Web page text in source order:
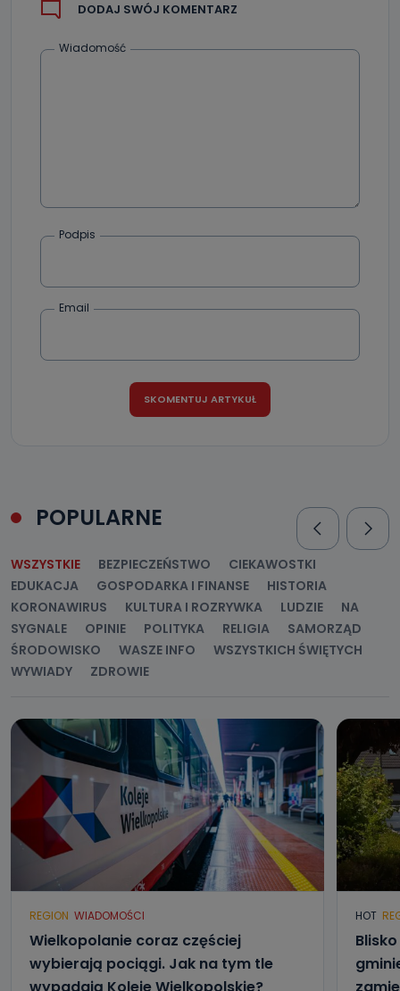
DODAJ SWÓJ KOMENTARZ
Wiadomość
Podpis
Email
POPULARNE
WSZYSTKIE BEZPIECZEŃSTWO
CIEKAWOSTKI
EDUKACJA
GOSPODARKA I FINANSE
HISTORIA
KORONAWIRUS
KULTURA I ROZRYWKA LUDZIE
NA
SYGNALE
OPINIE POLITYKA RELIGIA
SAMORZĄD
ŚRODOWISKO
WASZE INFO
WSZYSTKICH ŚWIĘTYCH
WYWIADY
ZDROWIE
REGION WIADOMOŚCI
Wielkopolanie coraz częściej
wybierają pociągi. Jak na tym tle
HOT